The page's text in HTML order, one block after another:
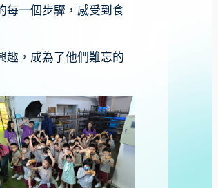
每一個步驟，感受到食
趣，成為了他們難忘的